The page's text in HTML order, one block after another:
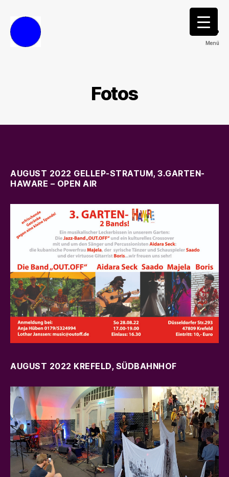
Menü
Fotos
AUGUST 2022 GELLEP-STRATUM, 3.GARTEN-
HAWARE – OPEN AIR
AUGUST 2022 KREFELD, SÜDBAHNHOF